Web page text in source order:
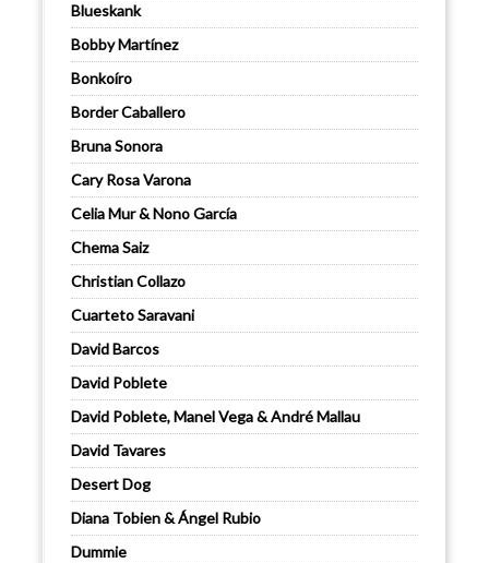
Blueskank
Bobby Martínez
Bonkoíro
Border Caballero
Bruna Sonora
Cary Rosa Varona
Celia Mur & Nono García
Chema Saiz
Christian Collazo
Cuarteto Saravani
David Barcos
David Poblete
David Poblete, Manel Vega & André Mallau
David Tavares
Desert Dog
Diana Tobien & Ángel Rubio
Dummie